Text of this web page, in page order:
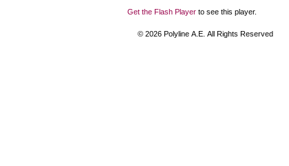
Get the Flash Player to see this player.
© 2026 Polyline Α.Ε. All Rights Reserved